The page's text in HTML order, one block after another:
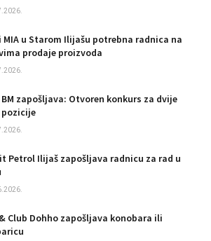
MIA u Starom Ilijašu potrebna radnica na
prodaje proizvoda
zapošljava: Otvoren konkurs za dvije
pozicije
Petrol Ilijaš zapošljava radnicu za rad u
Club Dohho zapošljava konobara ili